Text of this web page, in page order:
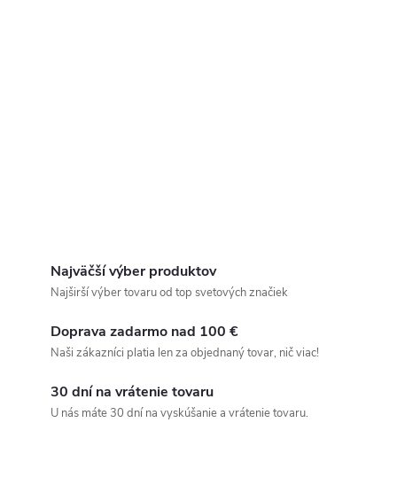
Najväčší výber produktov
Najširší výber tovaru od top svetových značiek
Doprava zadarmo nad 100 €
Naši zákazníci platia len za objednaný tovar, nič viac!
30 dní na vrátenie tovaru
U nás máte 30 dní na vyskúšanie a vrátenie tovaru.